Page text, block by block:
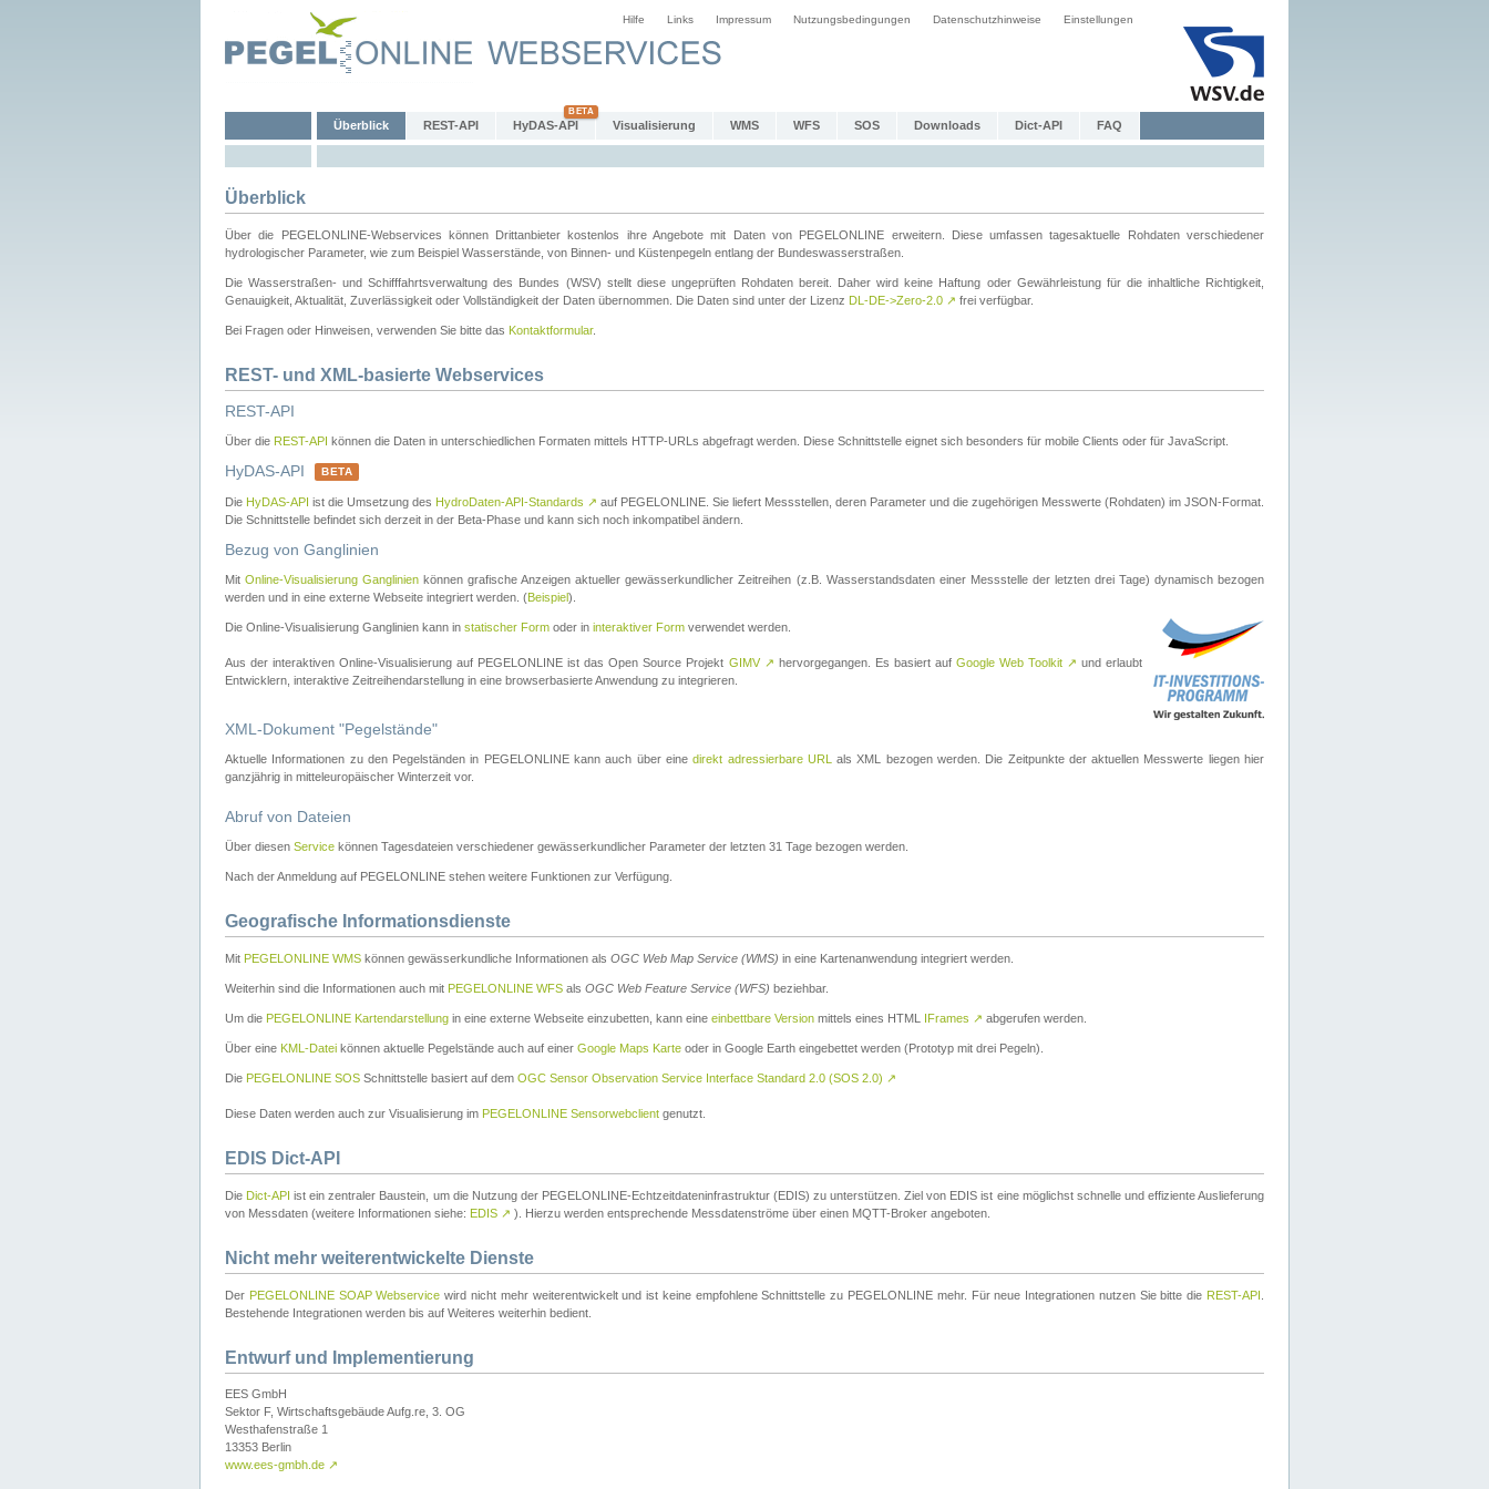
Hilfe Links Impressum Nutzungsbedingungen Datenschutzhinweise Einstellungen
Überblick REST-API HyDAS-API Visualisierung WMS WFS SOS Downloads Dict-API FAQ
Überblick
Über die PEGELONLINE-Webservices können Drittanbieter kostenlos ihre Angebote mit Daten von PEGELONLINE erweitern. Diese umfassen tagesaktuelle Rohdaten verschiedener
hydrologischer Parameter, wie zum Beispiel Wasserstände, von Binnen- und Küstenpegeln entlang der Bundeswasserstraßen.
Die Wasserstraßen- und Schifffahrtsverwaltung des Bundes (WSV) stellt diese ungeprüften Rohdaten bereit. Daher wird keine Haftung oder Gewährleistung für die inhaltliche Richtigkeit,
Genauigkeit, Aktualität, Zuverlässigkeit oder Vollständigkeit der Daten übernommen. Die Daten sind unter der Lizenz DL-DE->Zero-2.0 ↗ frei verfügbar.
Bei Fragen oder Hinweisen, verwenden Sie bitte das Kontaktformular.
REST- und XML-basierte Webservices
REST-API
Über die REST-API können die Daten in unterschiedlichen Formaten mittels HTTP-URLs abgefragt werden. Diese Schnittstelle eignet sich besonders für mobile Clients oder für JavaScript.
HyDAS-API BETA
Die HyDAS-API ist die Umsetzung des HydroDaten-API-Standards ↗ auf PEGELONLINE. Sie liefert Messstellen, deren Parameter und die zugehörigen Messwerte (Rohdaten) im JSON-Format.
Die Schnittstelle befindet sich derzeit in der Beta-Phase und kann sich noch inkompatibel ändern.
Bezug von Ganglinien
MitOnline-Visualisierung Ganglinien können grafische Anzeigen aktueller gewässerkundlicher Zeitreihen (z.B. Wasserstandsdaten einer Messstelle der letzten drei Tage) dynamisch bezogen
werden und in eine externe Webseite integriert werden. (Beispiel).
Die Online-Visualisierung Ganglinien kann in statischer Form oder in interaktiver Form verwendet werden.
Aus der interaktiven Online-Visualisierung auf PEGELONLINE ist das Open Source Projekt GIMV ↗ hervorgegangen. Es basiert auf Google Web Toolkit ↗ und erlaubt
Entwicklern, interaktive Zeitreihendarstellung in eine browserbasierte Anwendung zu integrieren.
XML-Dokument "Pegelstände"
Aktuelle Informationen zu den Pegelständen in PEGELONLINE kann auch über einedirekt adressierbare URL
als XML bezogen werden. Die Zeitpunkte der aktuellen Messwerte liegen hier
ganzjährig in mitteleuropäischer Winterzeit vor.
Abruf von Dateien
Über diesen Service können Tagesdateien verschiedener gewässerkundlicher Parameter der letzten 31 Tage bezogen werden.
Nach der Anmeldung auf PEGELONLINE stehen weitere Funktionen zur Verfügung.
Geografische Informationsdienste
Mit PEGELONLINE WMS können gewässerkundliche Informationen als OGC Web Map Service (WMS) in eine Kartenanwendung integriert werden.
Weiterhin sind die Informationen auch mit PEGELONLINE WFS als OGC Web Feature Service (WFS) beziehbar.
Um die PEGELONLINE Kartendarstellung in eine externe Webseite einzubetten, kann eine einbettbare Version mittels eines HTML IFrames ↗ abgerufen werden.
Über eine KML-Datei können aktuelle Pegelstände auch auf einer Google Maps Karte oder in Google Earth eingebettet werden (Prototyp mit drei Pegeln).
Die PEGELONLINE SOS Schnittstelle basiert auf dem OGC Sensor Observation Service Interface Standard 2.0 (SOS 2.0) ↗
Diese Daten werden auch zur Visualisierung im PEGELONLINE Sensorwebclient genutzt.
EDIS Dict-API
Die Dict-API ist ein zentraler Baustein, um die Nutzung der PEGELONLINE-Echtzeitdateninfrastruktur (EDIS) zu unterstützen. Ziel von EDIS ist eine möglichst schnelle und effiziente Auslieferung
von Messdaten (weitere Informationen siehe: EDIS ↗ ). Hierzu werden entsprechende Messdatenströme über einen MQTT-Broker angeboten.
Nicht mehr weiterentwickelte Dienste
Der PEGELONLINE SOAP Webservice wird nicht mehr weiterentwickelt und ist keine empfohlene Schnittstelle zu PEGELONLINE mehr. Für neue Integrationen nutzen Sie bitte die REST-API
Bestehende Integrationen werden bis auf Weiteres weiterhin bedient.
Entwurf und Implementierung
EES GmbH
Sektor F, Wirtschaftsgebäude Aufg.re, 3. OG
Westhafenstraße 1
13353 Berlin
www.ees-gmbh.de ↗